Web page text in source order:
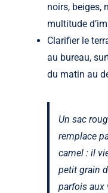
noirs, beiges,
multitude
Clarifier le
au bureau,
du matin au
Un sac
remplace
camel : il
petit grain
parfois aux